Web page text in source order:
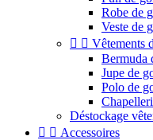
Robe de
Veste de
  Vêtements
Bermuda
Jupe de
Polo de
Déstockage
  Accessoires